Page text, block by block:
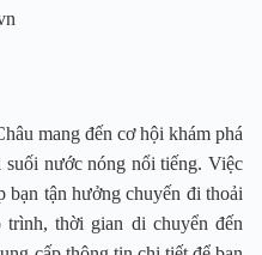
mang đến cơ hội khám phá
nước nóng nổi tiếng. Việc
bạn tận hưởng chuyến đi thoải
thời gian di chuyển đến